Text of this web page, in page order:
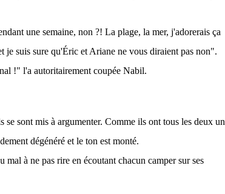
une semaine, non ?! La plage, la mer, j'adorerais ça
je suis sure qu'Éric et Ariane ne vous diraient pas non".
!" l'a autoritairement coupée Nabil.
se sont mis à argumenter. Comme ils ont tous les deux un
dégénéré et le ton est monté.
à ne pas rire en écoutant chacun camper sur ses